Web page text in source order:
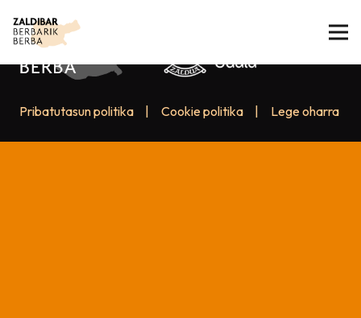
Pribatutasun politika Cookie politika Lege oharra